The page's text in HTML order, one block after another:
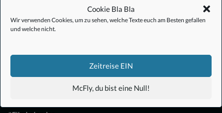
Cookie Bla Bla
Wir verwenden Cookies, um zu sehen, welche Texte euch am Besten gefallen
und welche nicht.
Zeitreise EIN
McFly, du bist eine Null!